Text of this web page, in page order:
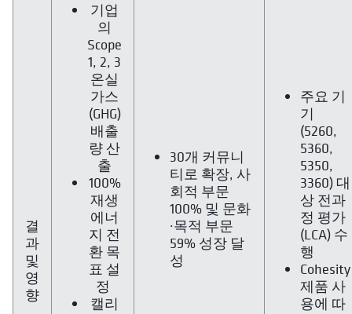
결
과
및
영
향
기업
의
Scope
1, 2, 3
온실
가스
(GHG)
배출
량 산
출
100%
재생
에너
지 전
환 목
표 설
정
캘리
30개 커뮤니
티로 확장, 사
회적 부문
100% 및 문화
·목적 부문
59% 성장 달
성
주요 기
기
(5260,
5360,
5350,
3360) 대
상 전과
정 평가
(LCA) 수
행
Cohesity
제품 사
용에 따